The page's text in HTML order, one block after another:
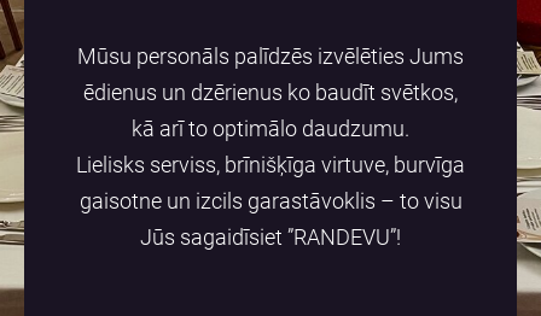
Mūsu personāls palīdzēs izvēlēties Jums
ēdienus un dzērienus ko baudīt svētkos,
kā arī to optimālo daudzumu.
Lielisks serviss, brīnišķīga virtuve, burvīga
gaisotne un izcils garastāvoklis – to visu
Jūs sagaidīsiet ”RANDEVU”!